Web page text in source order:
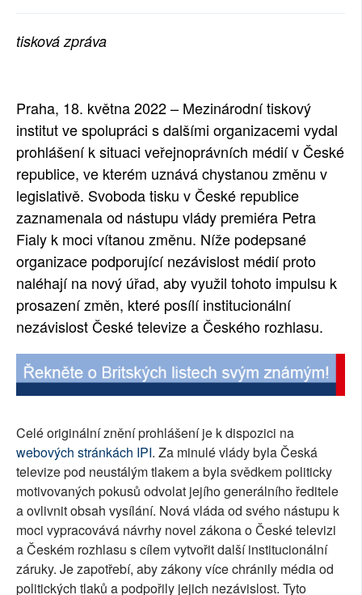
tisková zpráva
Praha, 18. května 2022 – Mezinárodní tiskový
institut ve spolupráci s dalšími organizacemi vydal
prohlášení k situaci veřejnoprávních médií v České
republice, ve kterém uznává chystanou změnu v
legislativě. Svoboda tisku v České republice
zaznamenala od nástupu vlády premiéra Petra
Fialy k moci vítanou změnu. Níže podepsané
organizace podporující nezávislost médií proto
naléhají na nový úřad, aby využil tohoto impulsu k
prosazení změn, které posílí institucionální
nezávislost České televize a Českého rozhlasu.
Celé originální znění prohlášení je k dispozici na
webových stránkách IPI. Za minulé vlády byla Česká
televize pod neustálým tlakem a byla svědkem politicky
motivovaných pokusů odvolat jejího generálního ředitele
a ovlivnit obsah vysílání. Nová vláda od svého nástupu k
moci vypracovává návrhy novel zákona o České televizi
a Českém rozhlasu s cílem vytvořit další institucionální
záruky. Je zapotřebí, aby zákony více chránily média od
politických tlaků a podpořily jejich nezávislost. Tyto